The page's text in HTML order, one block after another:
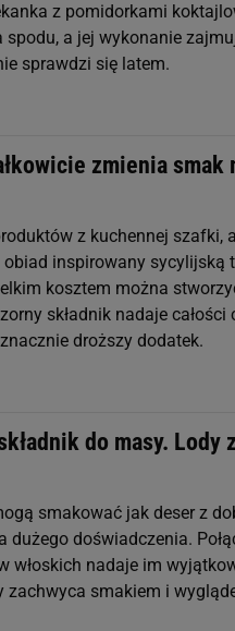
z pomidorkami
a jej wykonanie
sprawdzi się latem.
zmienia smak
z kuchennej szafki,
inspirowany sycylijską
kosztem można
składnik nadaje
droższy dodatek.
do masy. Lody
smakować jak deser z
dużego doświadczenia.
włoskich nadaje im
zachwyca smakiem i